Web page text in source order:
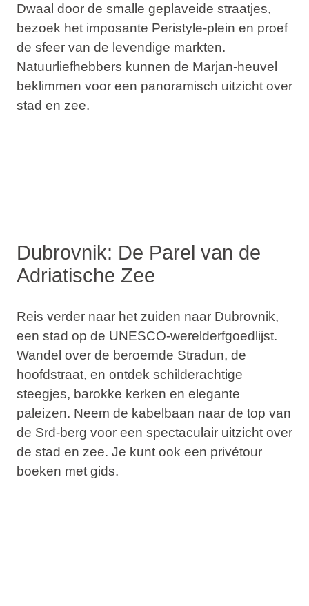
Dwaal door de smalle geplaveide straatjes,
bezoek het imposante Peristyle-plein en proef
de sfeer van de levendige markten.
Natuurliefhebbers kunnen de Marjan-heuvel
beklimmen voor een panoramisch uitzicht over
stad en zee.
Dubrovnik: De Parel van de
Adriatische Zee
Reis verder naar het zuiden naar Dubrovnik,
een stad op de UNESCO-werelderfgoedlijst.
Wandel over de beroemde Stradun, de
hoofdstraat, en ontdek schilderachtige
steegjes, barokke kerken en elegante
paleizen. Neem de kabelbaan naar de top van
de Srđ-berg voor een spectaculair uitzicht over
de stad en zee. Je kunt ook een privétour
boeken met gids.